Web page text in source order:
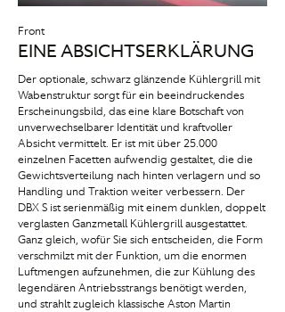
Front
EINE ABSICHTSERKLÄRUNG
Der optionale, schwarz glänzende Kühlergrill mit
Wabenstruktur sorgt für ein beeindruckendes
Erscheinungsbild, das eine klare Botschaft von
unverwechselbarer Identität und kraftvoller
Absicht vermittelt. Er ist mit über 25.000
einzelnen Facetten aufwendig gestaltet, die die
Gewichtsverteilung nach hinten verlagern und so
Handling und Traktion weiter verbessern. Der
DBX S ist serienmäßig mit einem dunklen, doppelt
verglasten Ganzmetall Kühlergrill ausgestattet.
Ganz gleich, wofür Sie sich entscheiden, die Form
verschmilzt mit der Funktion, um die enormen
Luftmengen aufzunehmen, die zur Kühlung des
legendären Antriebsstrangs benötigt werden,
und strahlt zugleich klassische Aston Martin